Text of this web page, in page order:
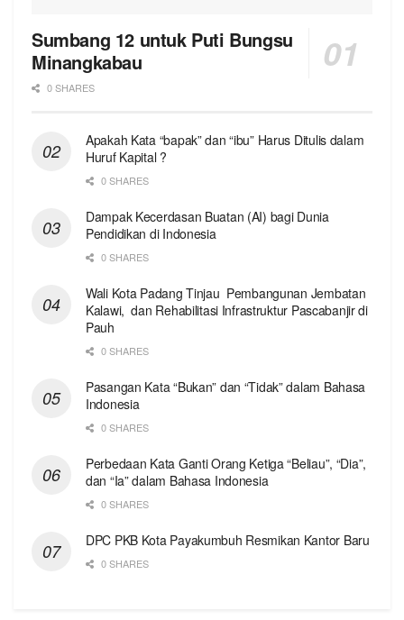
Sumbang 12 untuk Puti Bungsu
Minangkabau
0 SHARES
Apakah Kata “bapak” dan “ibu” Harus Ditulis dalam
Huruf Kapital ?
0 SHARES
Dampak Kecerdasan Buatan (AI) bagi Dunia
Pendidikan di Indonesia
0 SHARES
Wali Kota Padang Tinjau Pembangunan Jembatan
Kalawi, dan Rehabilitasi Infrastruktur Pascabanjir di
Pauh
0 SHARES
Pasangan Kata “Bukan” dan “Tidak” dalam Bahasa
Indonesia
0 SHARES
Perbedaan Kata Ganti Orang Ketiga “Beliau”, “Dia”,
dan “Ia” dalam Bahasa Indonesia
0 SHARES
DPC PKB Kota Payakumbuh Resmikan Kantor Baru
0 SHARES